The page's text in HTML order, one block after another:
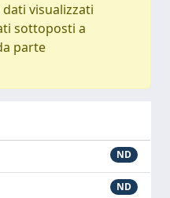
visualizzati
sottoposti a
parte
ND
ND